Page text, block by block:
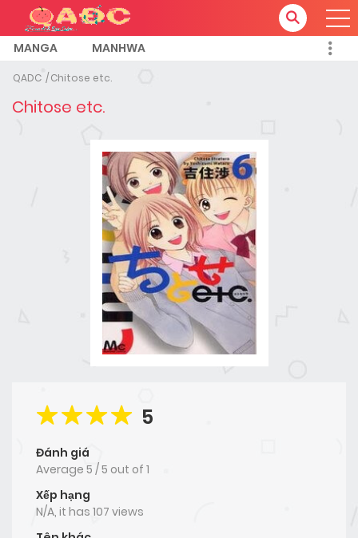
MANGA MANHWA
QADC Chitose etc.
Chitose etc.
5
Đánh giá
Average 5 /5 out of 1
Xếp hạng
N/A, it has 107 views